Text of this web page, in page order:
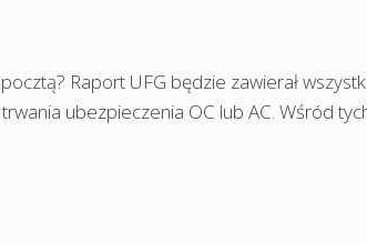
Raport UFG będzie zawierał
ubezpieczenia OC lub AC. Wśród